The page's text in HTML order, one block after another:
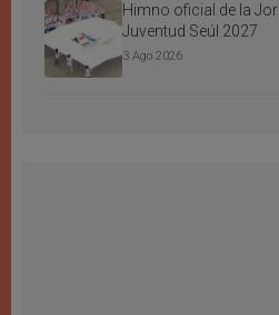
Himno oficial de la
Juventud Seúl 2027
3 Ago 2026